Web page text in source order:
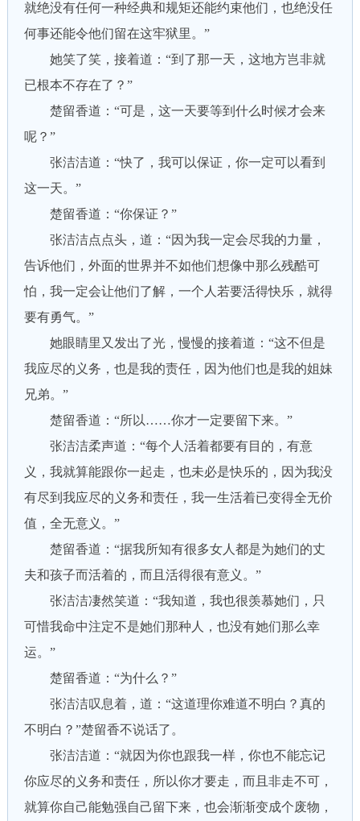
就绝没有任何一种经典和规矩还能约束他们，也绝没任
何事还能令他们留在这牢狱里。”
她笑了笑，接着道：“到了那一天，这地方岂非就
已根本不存在了？”
楚留香道：“可是，这一天要等到什么时候才会来
呢？”
张洁洁道：“快了，我可以保证，你一定可以看到
这一天。”
楚留香道：“你保证？”
张洁洁点点头，道：“因为我一定会尽我的力量，
告诉他们，外面的世界并不如他们想像中那么残酷可
怕，我一定会让他们了解，一个人若要活得快乐，就得
要有勇气。”
她眼睛里又发出了光，慢慢的接着道：“这不但是
我应尽的义务，也是我的责任，因为他们也是我的姐妹
兄弟。”
楚留香道：“所以……你才一定要留下来。”
张洁洁柔声道：“每个人活着都要有目的，有意
义，我就算能跟你一起走，也未必是快乐的，因为我没
有尽到我应尽的义务和责任，我一生活着已变得全无价
值，全无意义。”
楚留香道：“据我所知有很多女人都是为她们的丈
夫和孩子而活着的，而且活得很有意义。”
张洁洁凄然笑道：“我知道，我也很羡慕她们，只
可惜我命中注定不是她们那种人，也没有她们那么幸
运。”
楚留香道：“为什么？”
张洁洁叹息着，道：“这道理你难道不明白？真的
不明白？”楚留香不说话了。
张洁洁道：“就因为你也跟我一样，你也不能忘记
你应尽的义务和责任，所以你才要走，而且非走不可，
就算你自己能勉强自己留下来，也会渐渐变成个废物，